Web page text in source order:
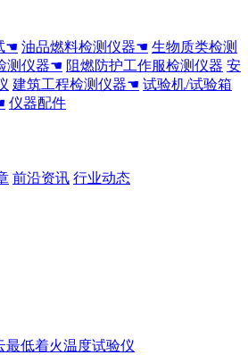
☚ 油品燃料检测仪器☚ 生物质类检测
测仪器☚ 阻燃防护工作服检测仪器 安
建筑工程检测仪器☚ 试验机/试验箱
仪器配件
前沿资讯 行业动态
最低着火温度试验仪